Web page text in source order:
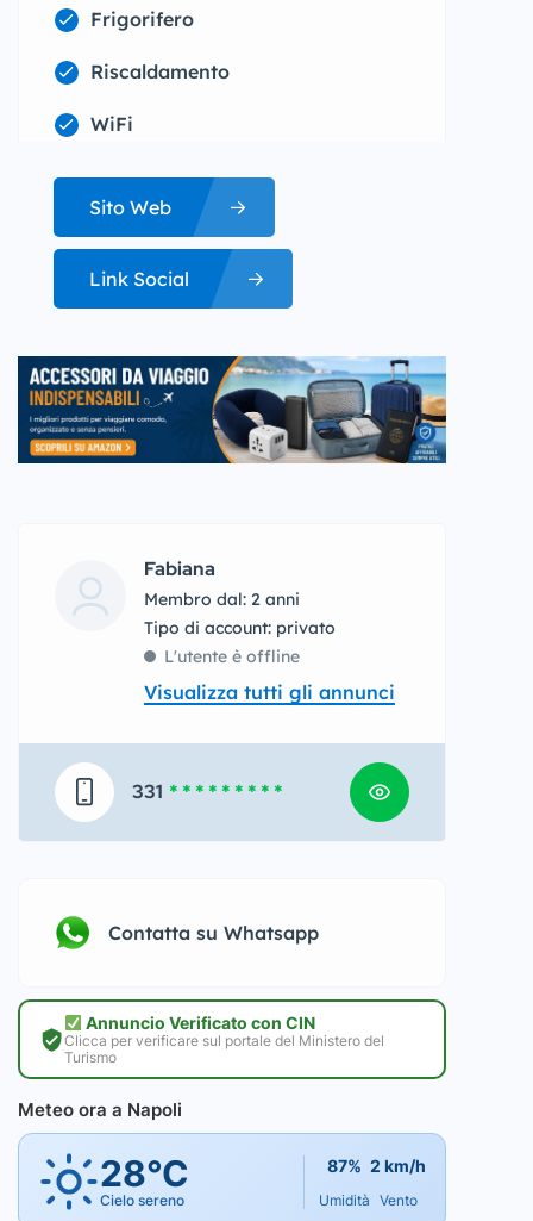
Frigorifero
Riscaldamento
WiFi
Sito Web
Link Social
Fabiana
Membro dal: 2 anni
tipo di account: privato
L'utente è offline
Visualizza tutti gli annunci
331 * * * * * * * * *
Contatta su Whatsapp
Annuncio Verificato con CIN
Clicca per verificare sul portale del Ministero del
Turismo
Meteo ora a Napoli
28°C
Cielo sereno
87%
Umidità
2 km/h
Vento